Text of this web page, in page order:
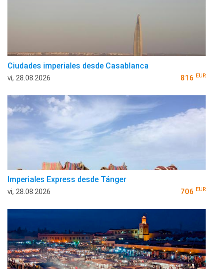
Ciudades imperiales desde Casablanca
vi, 28.08.2026 816 EUR
Imperiales Express desde Tánger
vi, 28.08.2026 706 EUR